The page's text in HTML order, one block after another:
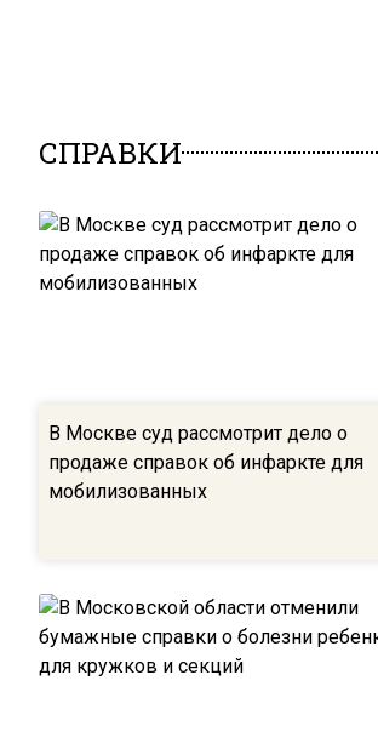
СПРАВКИ
В Москве суд рассмотрит дело о
продаже справок об инфаркте для
мобилизованных